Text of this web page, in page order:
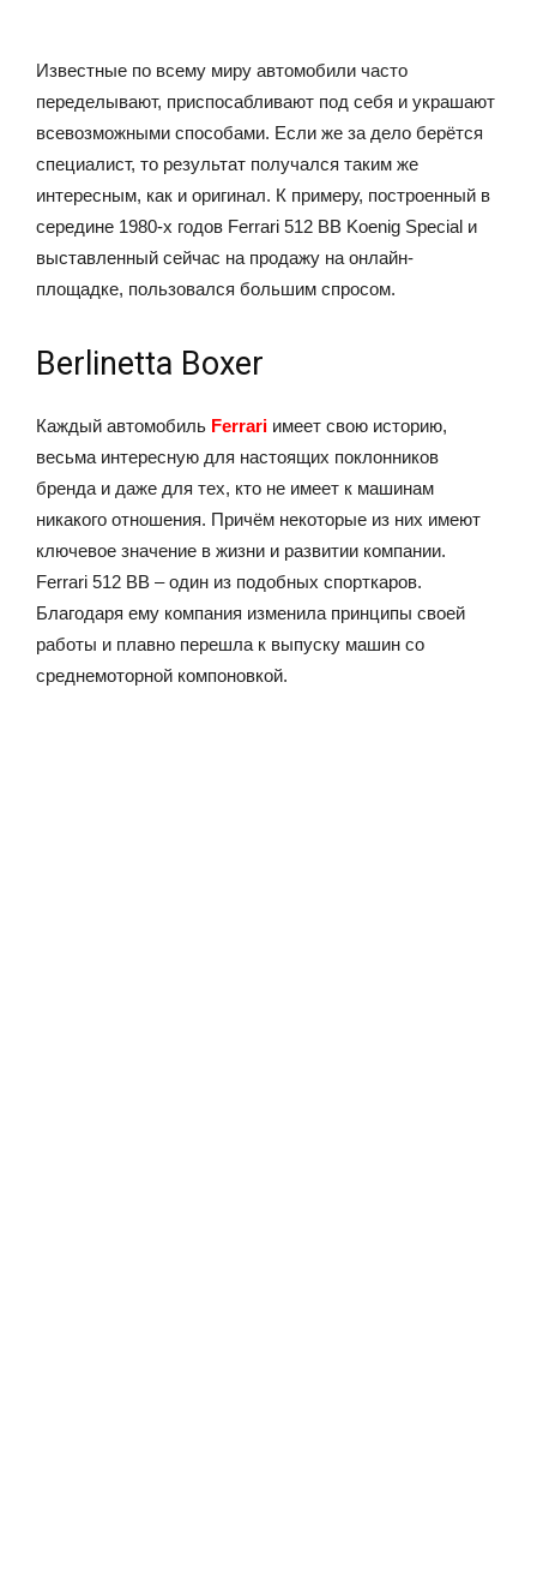
Известные по всему миру автомобили часто
переделывают, приспосабливают под себя и украшают
всевозможными способами. Если же за дело берётся
специалист, то результат получался таким же
интересным, как и оригинал. К примеру, построенный в
середине 1980-х годов Ferrari 512 BB Koenig Special и
выставленный сейчас на продажу на онлайн-
площадке, пользовался большим спросом.
Berlinetta Boxer
Каждый автомобиль Ferrari имеет свою историю,
весьма интересную для настоящих поклонников
бренда и даже для тех, кто не имеет к машинам
никакого отношения. Причём некоторые из них имеют
ключевое значение в жизни и развитии компании.
Ferrari 512 BB – один из подобных спорткаров.
Благодаря ему компания изменила принципы своей
работы и плавно перешла к выпуску машин со
среднемоторной компоновкой.